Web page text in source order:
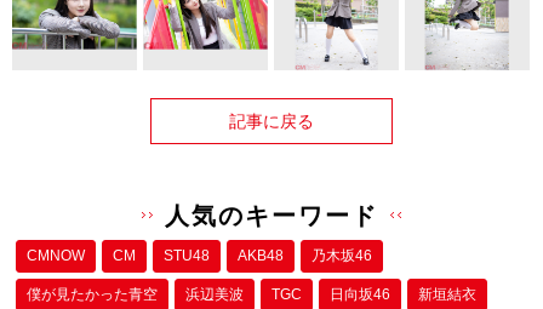
記事に戻る
人気のキーワード
CMNOW CM STU48 AKB48 乃木坂46
僕が⾒たかった⻘空 浜辺美波 TGC 日向坂46 新垣結衣